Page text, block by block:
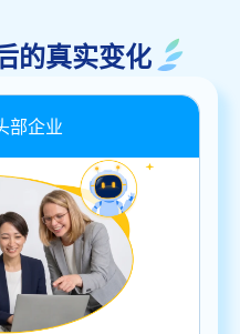
的真实变化
部企业